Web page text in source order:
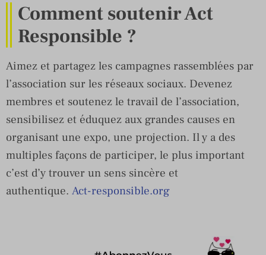
Comment soutenir Act
Responsible ?
Aimez et partagez les campagnes rassemblées par
l’association sur les réseaux sociaux. Devenez
membres et soutenez le travail de l’association,
sensibilisez et éduquez aux grandes causes en
organisant une expo, une projection. Il y a des
multiples façons de participer, le plus important
c’est d’y trouver un sens sincère et
authentique. Act-responsible.org